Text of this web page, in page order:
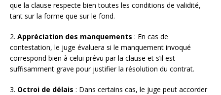
que la clause respecte bien toutes les conditions de validité,
tant sur la forme que sur le fond.
2. Appréciation des manquements : En cas de
contestation, le juge évaluera si le manquement invoqué
correspond bien à celui prévu par la clause et s’il est
suffisamment grave pour justifier la résolution du contrat.
3. Octroi de délais : Dans certains cas, le juge peut accorder